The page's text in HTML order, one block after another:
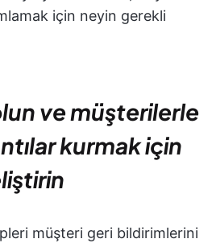
için neyin gerekli
ve müşterilerle
kurmak için
müşteri geri bildirimlerini